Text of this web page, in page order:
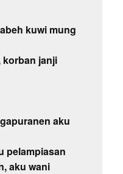
kuwi mung
janji
aku
pelampiasan
aku wani